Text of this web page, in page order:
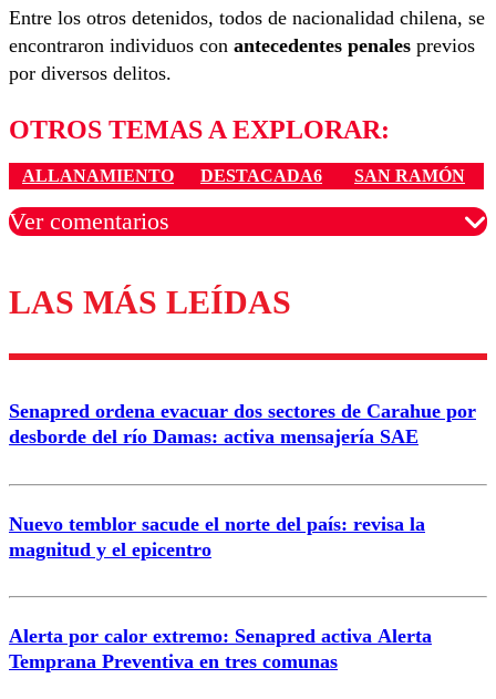
Entre los otros detenidos, todos de nacionalidad chilena, se
encontraron individuos con antecedentes penales previos
por diversos delitos.
OTROS TEMAS A EXPLORAR:
ALLANAMIENTO DESTACADA6 SAN RAMÓN
Ver comentarios
Los comentarios son moderados para garantizar un
diálogo respetuoso.
Correo
LAS MÁS LEÍDAS
Senapred ordena evacuar dos sectores de Carahue por
desborde del río Damas: activa mensajería SAE
Nuevo temblor sacude el norte del país: revisa la
magnitud y el epicentro
Alerta por calor extremo: Senapred activa Alerta
Temprana Preventiva en tres comunas